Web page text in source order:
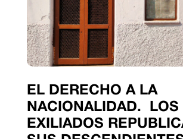
EL DERECHO A LA
NACIONALIDAD. LOS
EXILIADOS